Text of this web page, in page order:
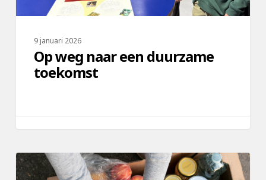
9 januari 2026
Op weg naar een duurzame
toekomst
Actie
Voedselbank